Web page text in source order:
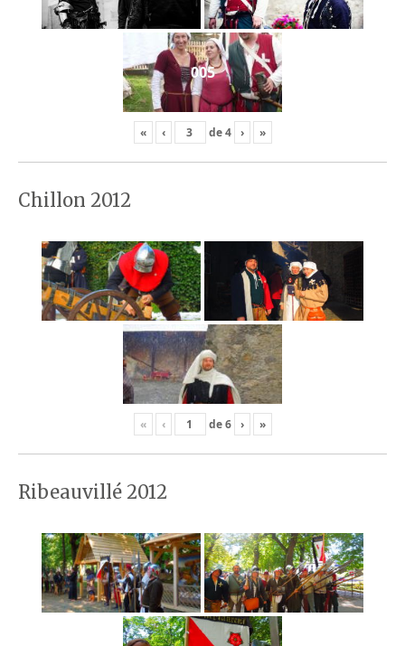
005
« ‹ de4 › »
Chillon 2012
« ‹ de6 › »
Ribeauvillé 2012